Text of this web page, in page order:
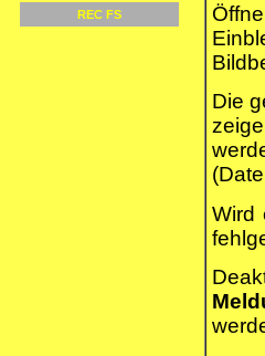
REC FS
Die
Wird